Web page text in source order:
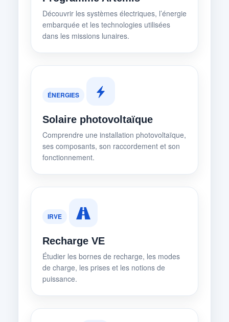
Découvrir les systèmes électriques, l’énergie
embarquée et les technologies utilisées
dans les missions lunaires.
ÉNERGIES
Solaire photovoltaïque
Comprendre une installation photovoltaïque,
ses composants, son raccordement et son
fonctionnement.
IRVE
Recharge VE
Étudier les bornes de recharge, les modes
de charge, les prises et les notions de
puissance.